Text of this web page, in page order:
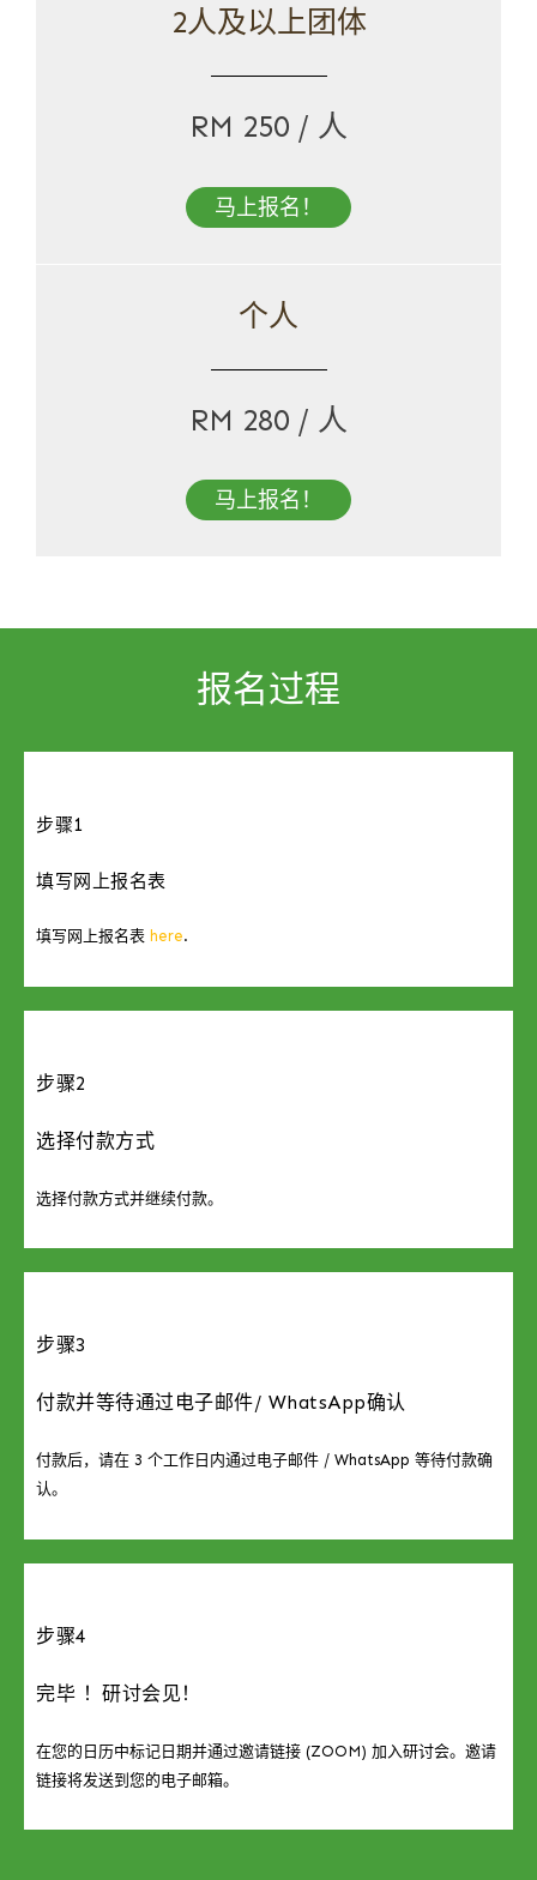
2人及以上团体
RM 250 / 人
马上报名！
个人
RM 280 / 人
马上报名！
报名过程
步骤1
填写网上报名表
填写网上报名表 here.
步骤2
选择付款方式
选择付款方式并继续付款。
步骤3
付款并等待通过电子邮件/ WhatsApp确认
付款后，请在 3 个工作日内通过电子邮件 / WhatsApp 等待付款确
认。
步骤4
完毕 ！研讨会见！
在您的日历中标记日期并通过邀请链接 (ZOOM) 加入研讨会。邀请
链接将发送到您的电子邮箱。